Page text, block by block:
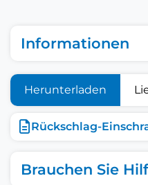
Informationen
Herunterladen
Rückschlag-
Brauchen Sie